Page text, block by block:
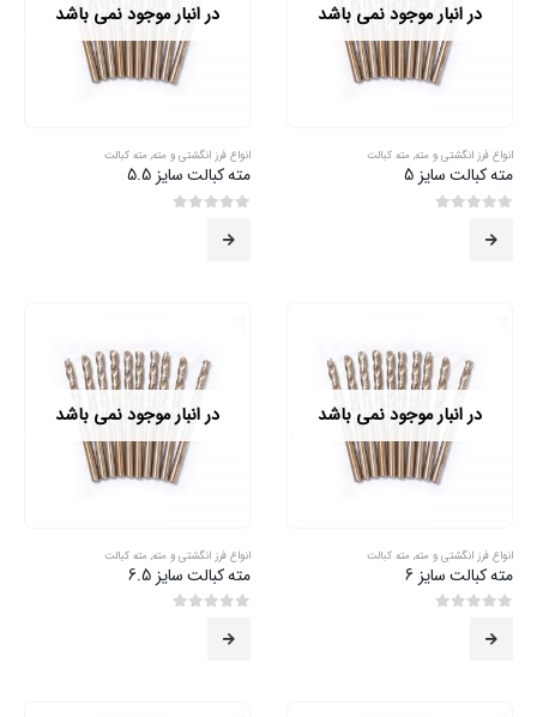
در انبار موجود نمی باشد
انواع فرز انگشتی و مته, مته کبالت
مته کبالت سایز 5
در انبار موجود نمی باشد
انواع فرز انگشتی و مته, مته کبالت
مته کبالت سایز 5.5
در انبار موجود نمی باشد
انواع فرز انگشتی و مته, مته کبالت
مته کبالت سایز 6
در انبار موجود نمی باشد
انواع فرز انگشتی و مته, مته کبالت
مته کبالت سایز 6.5